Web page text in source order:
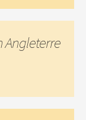
Angleterre